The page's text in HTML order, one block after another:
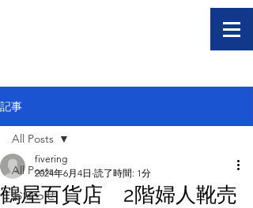
記事
All Posts
お知らせ
All Posts
鶴屋百貨店 2階婦人靴売
fivering
2024年6月4日 読了時間: 1分